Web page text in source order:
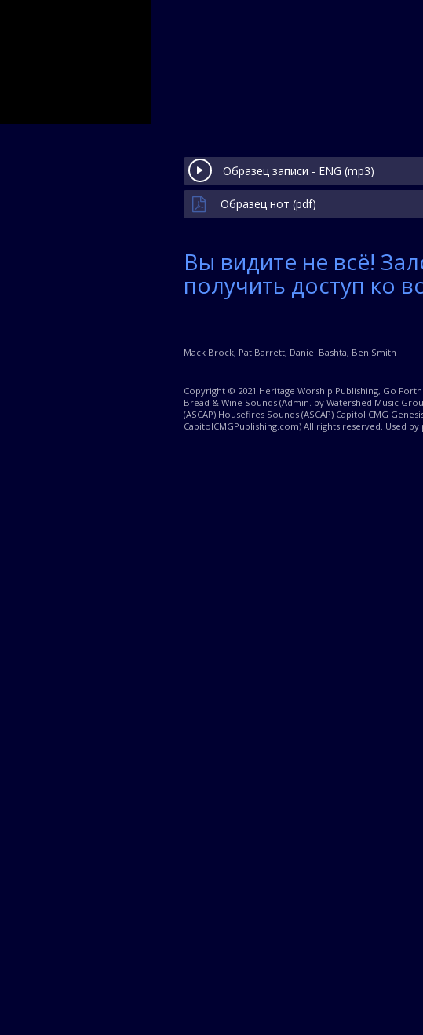
Образец записи - ENG (mp3)
Образец нот (pdf)
Вы видите не всё!
получить доступ ко
Mack Brock, Pat Barrett, Daniel Bashta, Ben Smith
Copyright © 2021 Heritage Worship Publishing, Go
Bread & Wine Sounds (Admin. by Watershed Music
(ASCAP) Housefires Sounds (ASCAP) Capitol CMG
CapitolCMGPublishing.com) All rights reserved. Used by